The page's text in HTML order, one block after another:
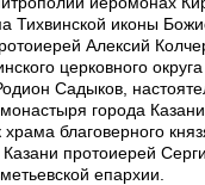
Тихвинской иконы
Алексий
церковного
Садыков,
города
благоверного
Казани протоиерей
епархии.